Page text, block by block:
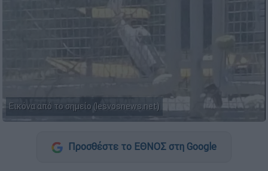
Εικόνα από το σημείο (lesvosnews.net)
Προσθέστε το ΕΘΝΟΣ στη Google